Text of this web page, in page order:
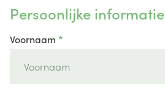
Persoonlijke informatie
Voornaam